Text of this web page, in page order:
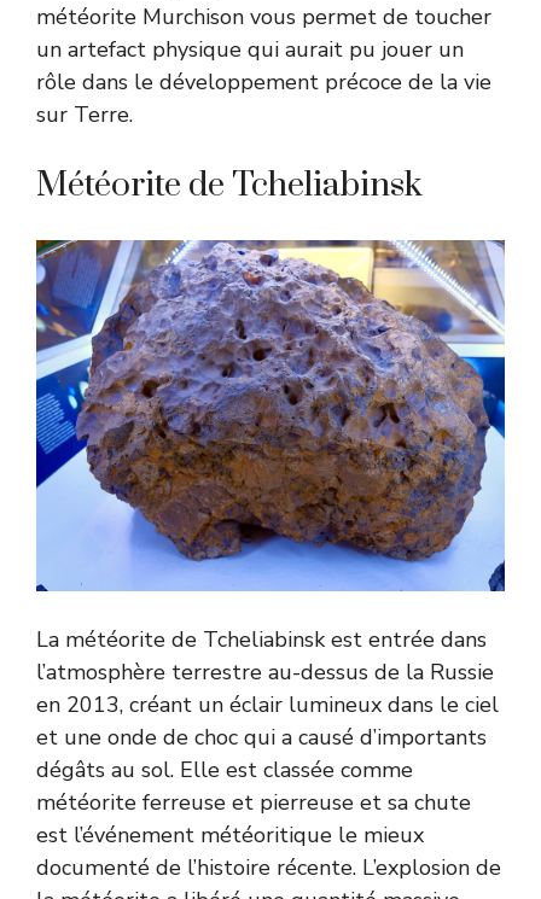
météorite Murchison vous permet de toucher
un artefact physique qui aurait pu jouer un
rôle dans le développement précoce de la vie
sur Terre.
Météorite de Tcheliabinsk
La météorite de Tcheliabinsk est entrée dans
l’atmosphère terrestre au-dessus de la Russie
en 2013, créant un éclair lumineux dans le ciel
et une onde de choc qui a causé d’importants
dégâts au sol. Elle est classée comme
météorite ferreuse et pierreuse et sa chute
est l’événement météoritique le mieux
documenté de l’histoire récente. L’explosion de